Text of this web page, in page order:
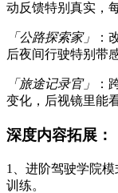
动反馈特别真实，
「公路探索家」
：
后夜间行驶特别带
「旅途记录官」
：
变化，后视镜里能
深度内容拓展：
1、进阶驾驶学院
训练。